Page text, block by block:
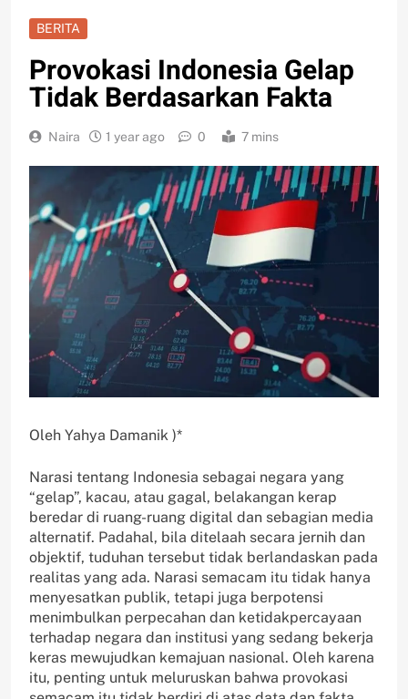
BERITA
Provokasi Indonesia Gelap
Tidak Berdasarkan Fakta
Naira 1 year ago 0 7 mins
Oleh Yahya Damanik )*
Narasi tentang Indonesia sebagai negara yang
“gelap”, kacau, atau gagal, belakangan kerap
beredar di ruang-ruang digital dan sebagian media
alternatif. Padahal, bila ditelaah secara jernih dan
objektif, tuduhan tersebut tidak berlandaskan pada
realitas yang ada. Narasi semacam itu tidak hanya
menyesatkan publik, tetapi juga berpotensi
menimbulkan perpecahan dan ketidakpercayaan
terhadap negara dan institusi yang sedang bekerja
keras mewujudkan kemajuan nasional. Oleh karena
itu, penting untuk meluruskan bahwa provokasi